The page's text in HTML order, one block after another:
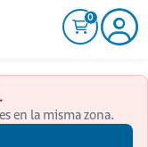
0
en la misma zona.